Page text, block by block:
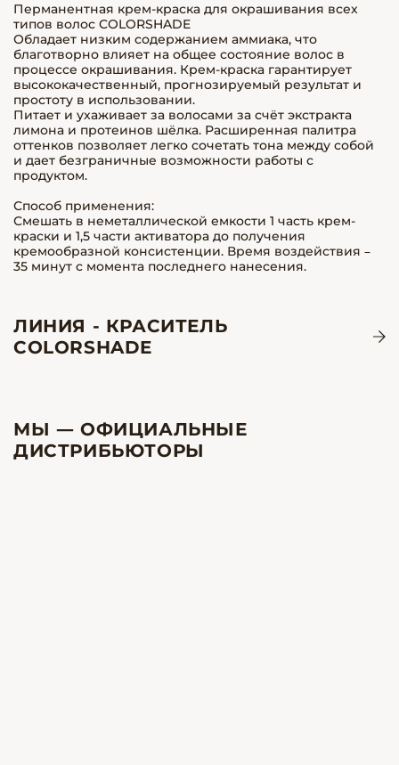
Перманентная крем-краска для окрашивания всех
типов волос COLORSHADE
Обладает низким содержанием аммиака, что
благотворно влияет на общее состояние волос в
процессе окрашивания. Крем-краска гарантирует
высококачественный, прогнозируемый результат и
простоту в использовании.
Питает и ухаживает за волосами за счёт экстракта
лимона и протеинов шёлка. Расширенная палитра
оттенков позволяет легко сочетать тона между собой
и дает безграничные возможности работы с
продуктом.
Способ применения:
Смешать в неметаллической емкости 1 часть крем-
краски и 1,5 части активатора до получения
кремообразной консистенции. Время воздействия –
35 минут с момента последнего нанесения.
ЛИНИЯ - КРАСИТЕЛЬ
COLORSHADE
МЫ — ОФИЦИАЛЬНЫЕ
ДИСТРИБЬЮТОРЫ